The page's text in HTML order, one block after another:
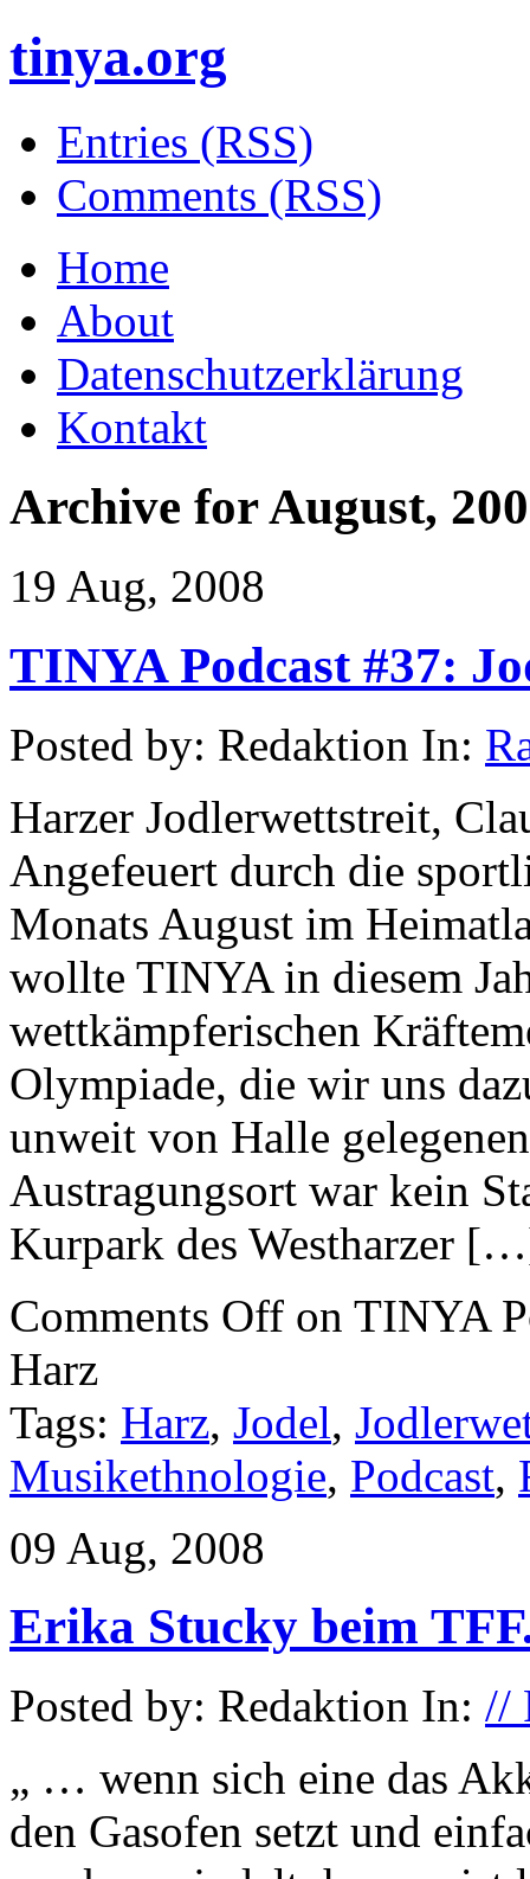
tinya.org
Entries (RSS)
Comments (RSS)
Home
About
Datenschutzerklärung
Kontakt
Archive forAugust,
19 Aug, 2008
TINYA Podcast #37:
Posted by: Redaktion In:
Harzer Jodlerwettstreit,
Angefeuert durch die
Monats August im
wollte TINYA in diesem
wettkämpferischen
Olympiade, die wir uns
unweit von Halle
Austragungsort war kein
Kurpark des Westharzer
Comments Off on TINYA
Harz
Tags: Harz, Jodel,
Musikethnologie, Podcast,
09 Aug, 2008
Erika Stucky beim
Posted by: Redaktion In: //
„ … wenn sich eine das
den Gasofen setzt und